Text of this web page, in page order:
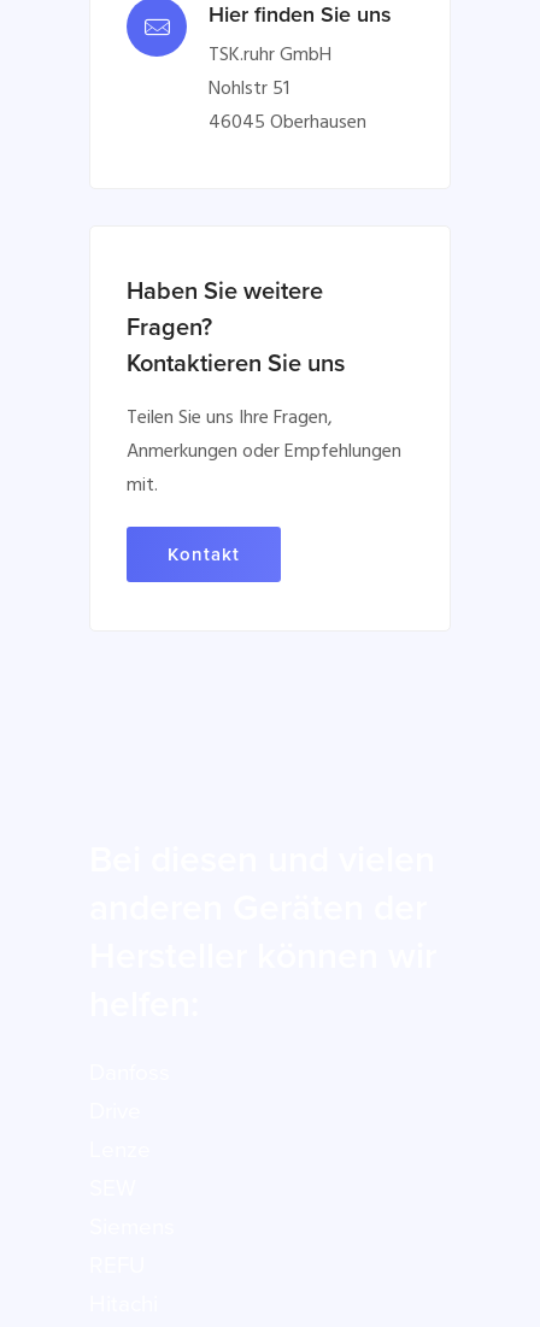
Hier finden Sie uns
TSK.ruhr GmbH
Nohlstr 51
46045 Oberhausen
Haben Sie weitere
Fragen?
Kontaktieren Sie uns
Teilen Sie uns Ihre Fragen,
Anmerkungen oder Empfehlungen
mit.
Kontakt